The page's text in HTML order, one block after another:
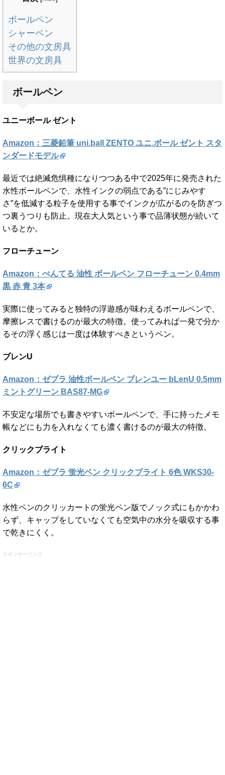
ボールペン
シャーペン
その他の文房具
世界の文房具
ボールペン
ユニーボール ゼント
Amazon：三菱鉛筆 uni.ball ZENTO ユニ.ボール ゼント スタ
ンダードモデル
最近では絶滅危惧種になりつつある中で2025年に発売された
水性ボールペンで、水性インクの弱点である”にじみやす
さ”を低減する粒子を使用する事でインクが広がるのを防ぎつ
つ裏うつりも防止。現在大人気という事で品薄状態が続いて
いるとか。
フローチューン
Amazon：ぺんてる 油性 ボールペン フローチューン 0.4mm
黒 赤 青 3本
実際に使ってみると独特の浮遊感が味わえるボールペンで、
摩擦レスで書けるのが最大の特徴。使ってみれば一発で分か
るその浮く感じは一度は体験すべきというペン。
ブレンU
Amazon：ゼブラ 油性ボールペン ブレンユー bLenU 0.5mm
ミントグリーン BAS87-MG
不安定な場所でも書きやすいボールペンで、手に持ったメモ
帳などにも力を入れなくても濃く書けるのが最大の特徴。
クリックブライト
Amazon：ゼブラ 蛍光ペン クリックブライト 6色 WKS30-
6C
水性ペンのクリッカートの蛍光ペン版でノック式にもかかわ
らず、キャップをしていなくても空気中の水分を吸収する事
で乾きにくく。
スポンサーリンク